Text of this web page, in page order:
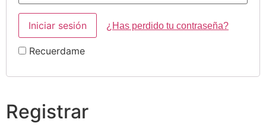
¿Has perdido tu contraseña?
Recuerdame
Registrar